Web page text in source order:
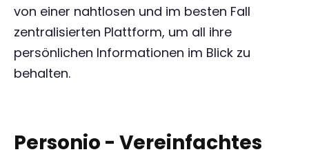
von einer nahtlosen und im besten Fall
zentralisierten Plattform, um all ihre
persönlichen Informationen im Blick zu
behalten.
Personio - Vereinfachtes